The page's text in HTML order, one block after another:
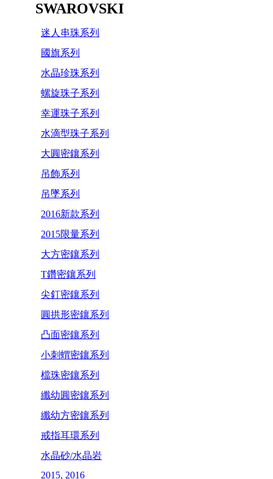
SWAROVSKI
迷人串珠系列
國旗系列
水晶珍珠系列
螺旋珠子系列
幸運珠子系列
水滴型珠子系列
大圓密鑲系列
吊飾系列
吊墜系列
2016新款系列
2015限量系列
大方密鑲系列
T鑽密鑲系列
尖釘密鑲系列
圓拱形密鑲系列
凸面密鑲系列
小刺蝟密鑲系列
檔珠密鑲系列
纖幼圓密鑲系列
纖幼方密鑲系列
戒指耳環系列
水晶砂/水晶岩
2015, 2016